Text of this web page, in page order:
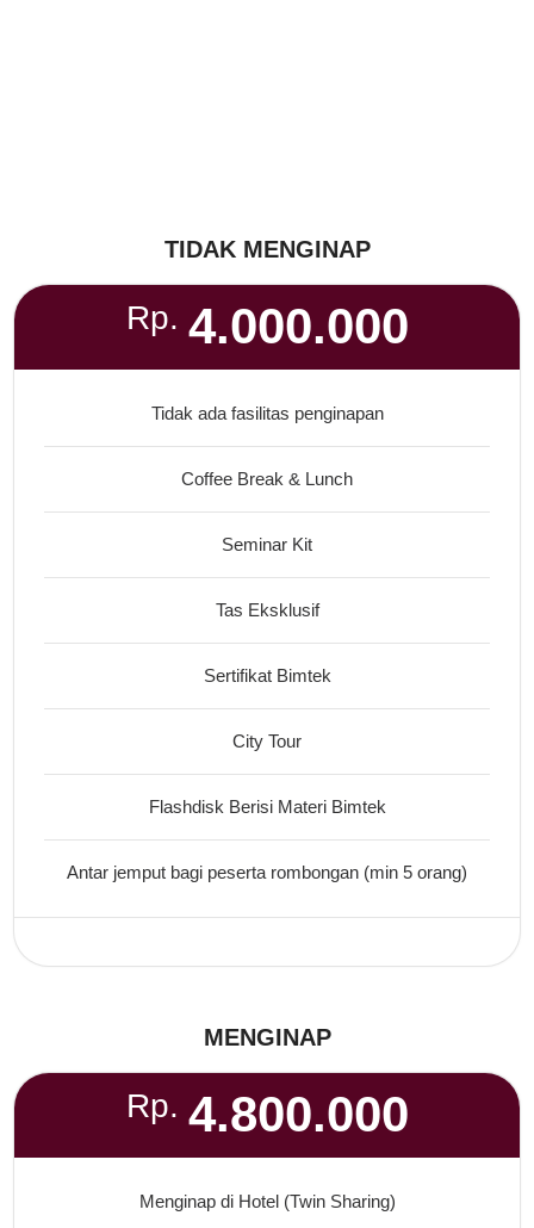
TIDAK MENGINAP
Rp. 4.000.000
Tidak ada fasilitas penginapan
Coffee Break & Lunch
Seminar Kit
Tas Eksklusif
Sertifikat Bimtek
City Tour
Flashdisk Berisi Materi Bimtek
Antar jemput bagi peserta rombongan (min 5 orang)
MENGINAP
Rp. 4.800.000
Menginap di Hotel (Twin Sharing)